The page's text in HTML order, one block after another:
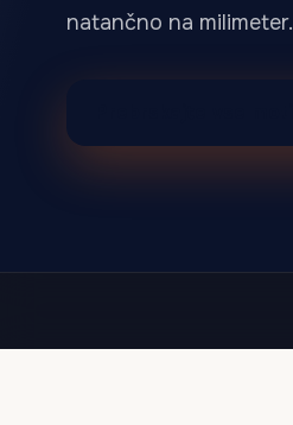
natančno na milimeter.